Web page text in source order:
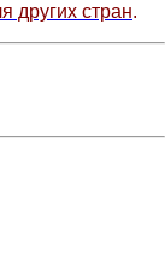
других стран.